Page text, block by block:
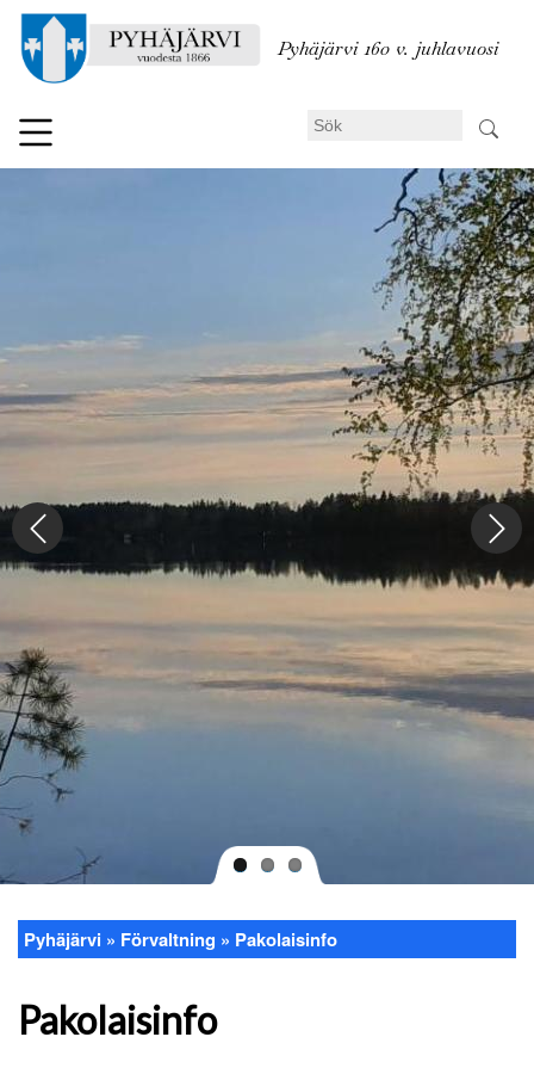
till
Pyhäjärvi 160 v. juhlavuosi
Sök
Länkstig
Pyhäjärvi Förvaltning Pakolaisinfo
Pakolaisinfo